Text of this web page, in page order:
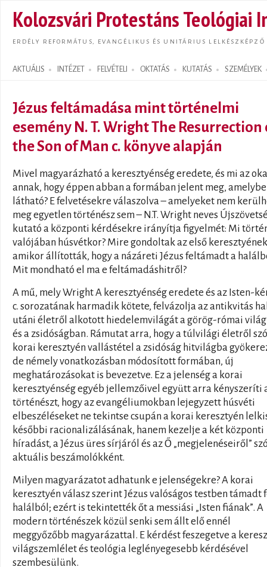
Kolozsvári Protestáns Teológiai
ERDÉLY REFORMÁTUS, EVANGÉLIKUS ÉS UNITÁRIUS LELKÉSZKÉPZŐ
AKTUÁLIS INTÉZET FELVÉTELI OKTATÁS KUTATÁS SZEMÉLYEK
Search form
Jézus feltámadása mint történelmi
esemény N. T. Wright The Resurrection
the Son of Man c. könyve alapján
Mivel magyarázható a keresztyénség eredete, és mi az oka
annak, hogy éppen abban a formában jelent meg,
látható? E felvetésekre válaszolva – amelyeket nem
meg egyetlen történész sem – N.T. Wright neves
kutató a központi kérdésekre irányítja figyelmét: Mi
valójában húsvétkor? Mire gondoltak az első
amikor állították, hogy a názáreti Jézus feltámadt a
Mit mondható el ma e feltámadáshitről?
A mű, mely Wright A keresztyénség eredete és az Isten-
c. sorozatának harmadik kötete, felvázolja az antikvitás
utáni életről alkotott hiedelemvilágát a görög-római
és a zsidóságban. Rámutat arra, hogy a túlvilági életről
korai keresztyén vallástétel a zsidóság hitvilágba
de némely vonatkozásban módosított formában, új
meghatározásokat is bevezetve. Ez a jelenség a korai
keresztyénség egyéb jellemzőivel együtt arra kényszeríti
történészt, hogy az evangéliumokban lejegyzett húsvéti
elbeszéléseket ne tekintse csupán a korai keresztyén
későbbi racionalizálásának, hanem kezelje a két központi
híradást, a Jézus üres sírjáról és az Ő „megjelenéseiről”
aktuális beszámolókként.
Milyen magyarázatot adhatunk e jelenségekre? A korai
keresztyén válasz szerint Jézus valóságos testben támadt
halálból; ezért is tekintették őt a messiási „Isten fiának”. A
modern történészek közül senki sem állt elő ennél
meggyőzőbb magyarázattal. E kérdést feszegetve a
világszemlélet és teológia leglényegesebb kérdésével
szembesülünk.